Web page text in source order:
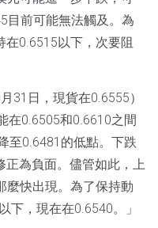
目前可能無法觸及。為
0.6515以下，次要阻
31日，現貨在0.6555）
在0.6505和0.6610之間
至0.6481的低點。下跌
正為負面。儘管如此，上
麼快出現。為了保持動
下，現在在0.6540。」